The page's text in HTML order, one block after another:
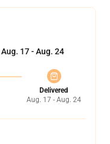
Aug. 17 - Aug. 24
Delivered
Aug. 17 - Aug. 24